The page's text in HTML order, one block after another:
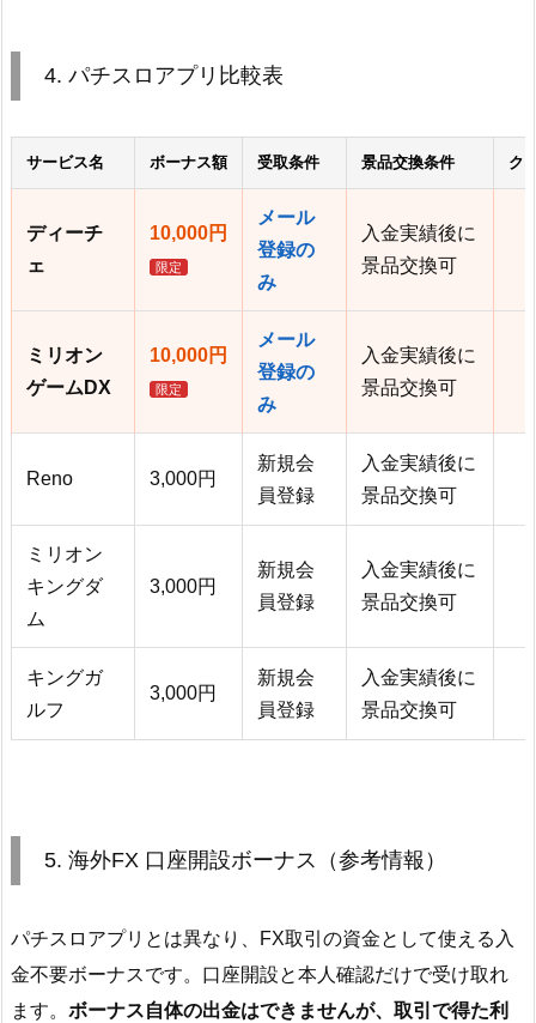
4. パチスロアプリ比較表
サービス名 ボーナス額 受取条件 景品交換条件 ク
ディーチ
ェ
10,000円
限定
メール
登録の
み
入金実績後に
景品交換可
ミリオン
ゲームDX
10,000円
限定
メール
登録の
み
入金実績後に
景品交換可
Reno 3,000円
新規会
員登録
入金実績後に
景品交換可
ミリオン
キングダ
ム
3,000円
新規会
員登録
入金実績後に
景品交換可
キングガ
ルフ
3,000円
新規会
員登録
入金実績後に
景品交換可
5. 海外FX 口座開設ボーナス（参考情報）
パチスロアプリとは異なり、FX取引の資金として使える入
金不要ボーナスです。口座開設と本人確認だけで受け取れ
ます。 ボーナス自体の出金はできませんが、取引で得た利